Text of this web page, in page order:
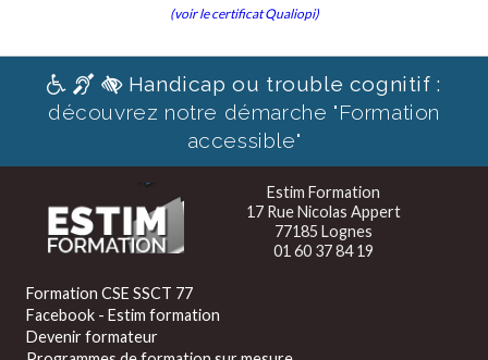
(voir le certificat Qualiopi)
Handicap ou trouble cognitif :
découvrez notre démarche "Formation
accessible"
Estim Formation
17 Rue Nicolas Appert
77185 Lognes
01 60 37 84 19
Formation CSE SSCT 77
Facebook - Estim formation
Devenir formateur